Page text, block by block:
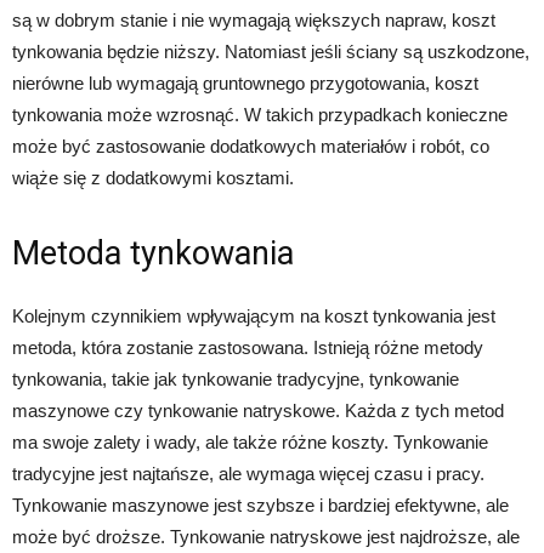
są w dobrym stanie i nie wymagają większych napraw, koszt
tynkowania będzie niższy. Natomiast jeśli ściany są uszkodzone,
nierówne lub wymagają gruntownego przygotowania, koszt
tynkowania może wzrosnąć. W takich przypadkach konieczne
może być zastosowanie dodatkowych materiałów i robót, co
wiąże się z dodatkowymi kosztami.
Metoda tynkowania
Kolejnym czynnikiem wpływającym na koszt tynkowania jest
metoda, która zostanie zastosowana. Istnieją różne metody
tynkowania, takie jak tynkowanie tradycyjne, tynkowanie
maszynowe czy tynkowanie natryskowe. Każda z tych metod
ma swoje zalety i wady, ale także różne koszty. Tynkowanie
tradycyjne jest najtańsze, ale wymaga więcej czasu i pracy.
Tynkowanie maszynowe jest szybsze i bardziej efektywne, ale
może być droższe. Tynkowanie natryskowe jest najdroższe, ale